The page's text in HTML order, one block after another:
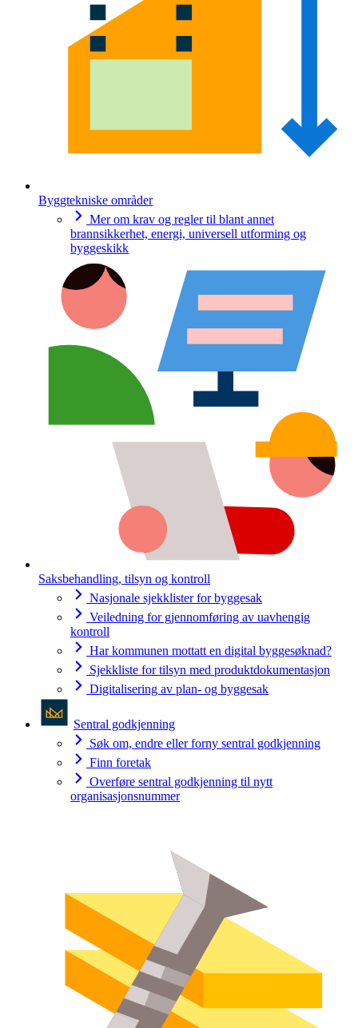
Byggtekniske områder
Mer om krav og regler til blant annet
brannsikkerhet, energi, universell utforming og
byggeskikk
Saksbehandling, tilsyn og kontroll
Nasjonale sjekklister for byggesak
Veiledning for gjennomføring av uavhengig
kontroll
Har kommunen mottatt en digital byggesøknad?
Sjekkliste for tilsyn med produktdokumentasjon
Digitalisering av plan- og byggesak
Sentral godkjenning
Søk om, endre eller forny sentral godkjenning
Finn foretak
Overføre sentral godkjenning til nytt
organisasjonsnummer